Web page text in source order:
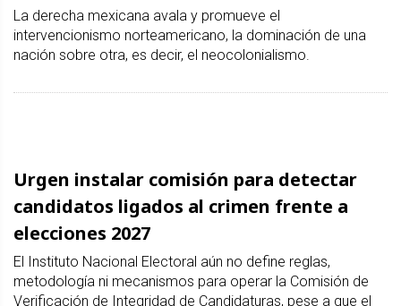
La derecha mexicana avala y promueve el
intervencionismo norteamericano, la dominación de una
nación sobre otra, es decir, el neocolonialismo.
Urgen instalar comisión para detectar
candidatos ligados al crimen frente a
elecciones 2027
El Instituto Nacional Electoral aún no define reglas,
metodología ni mecanismos para operar la Comisión de
Verificación de Integridad de Candidaturas, pese a que el